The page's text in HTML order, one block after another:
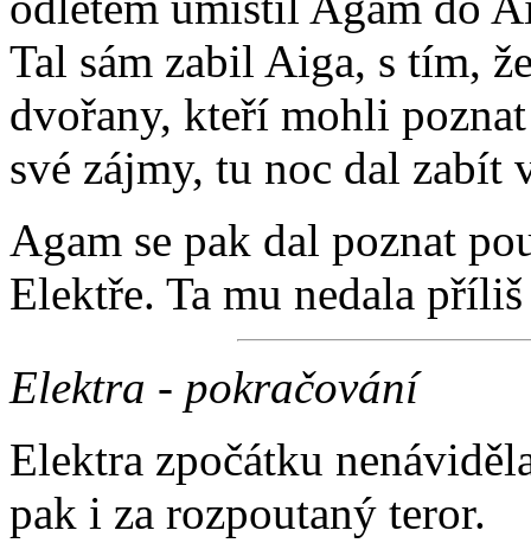
Tal sám zabil Aiga, s tím,
dvořany, kteří mohli
své zájmy, tu noc dal
Agam se pak dal poznat
Elektře. Ta mu nedala
Elektra - pokračování
Elektra zpočátku
pak i za rozpoutaný teror.